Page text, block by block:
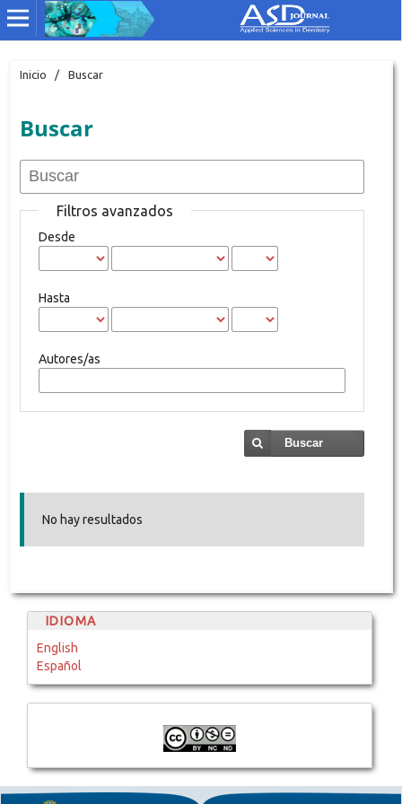
Inicio / Buscar
Buscar
Filtros avanzados
Desde
Hasta
Autores/as
Buscar
No hay resultados
IDIOMA
English
Español